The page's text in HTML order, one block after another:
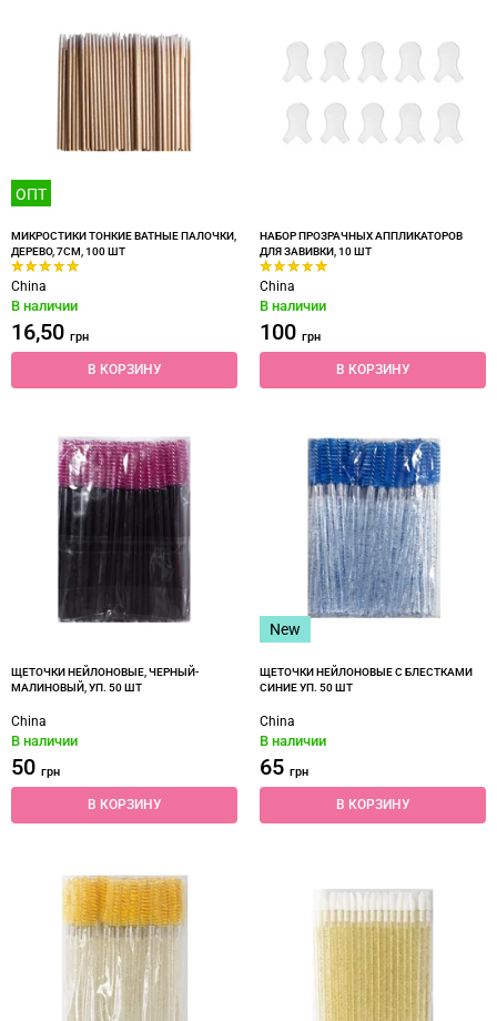
ОПТ
МИКРОСТИКИ ТОНКИЕ ВАТНЫЕ ПАЛОЧКИ,
ДЕРЕВО, 7СМ, 100 ШТ
China
В наличии
16,50 грн
В КОРЗИНУ
НАБОР ПРОЗРАЧНЫХ АППЛИКАТОРОВ
ДЛЯ ЗАВИВКИ, 10 ШТ
China
В наличии
100 грн
В КОРЗИНУ
ЩЕТОЧКИ НЕЙЛОНОВЫЕ, ЧЕРНЫЙ-
МАЛИНОВЫЙ, УП. 50 ШТ
China
В наличии
50 грн
В КОРЗИНУ
New
ЩЕТОЧКИ НЕЙЛОНОВЫЕ С БЛЕСТКАМИ
СИНИЕ УП. 50 ШТ
China
В наличии
65 грн
В КОРЗИНУ